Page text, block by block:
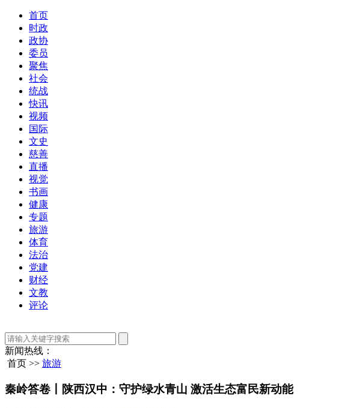
首页
时政
政协
委员
聚焦
社会
统战
快讯
视频
国际
文史
慈善
直播
视觉
书画
健康
专题
旅游
体育
法治
党建
财经
文教
评论
新闻热线：
首页 >> 旅游
秦岭答卷丨陕西汉中：守护绿水青山 激活生态富民新动能